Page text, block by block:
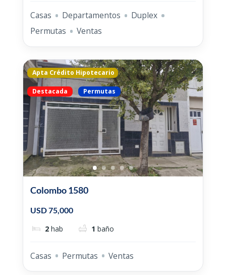
Casas Departamentos
Duplex
Permutas
Ventas
Apta Crédito Hipotecario
Destacada Permutas
Colombo 1580
USD 75,000
2 hab 1 baño
Casas Permutas Ventas